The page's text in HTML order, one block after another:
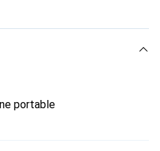
pour une clientèle
portable